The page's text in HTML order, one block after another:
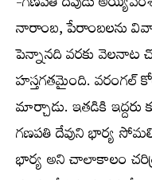
నారాంబ, పేరాంబలను
పెన్నానది వరకు వెలనాట
హస్తగతమైంది. వరంగల్
మార్చాడు. ఇతడికి ఇద్దరు
గణపతి దేవుని భార్య
భార్య అని చాలాకాలం